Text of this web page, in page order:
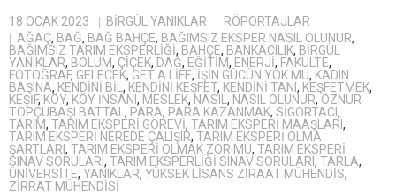
18 OCAK 2023 BIRGÜL YANIKLAR
RÖPORTAJLAR
AĞAÇ, BAĞ, BAĞ BAHÇE, BAĞIMSIZ EKSPER NASIL OLUNUR,
BAĞIMSIZ TARIM EKSPERLIĞI, BAHÇE, BANKACILIK, BIRGÜL
YANIKLAR, BÖLÜM, ÇIÇEK, DAĞ, EĞITIM, ENERJI, FAKÜLTE,
FOTOĞRAF, GELECEK, GET A LIFE, IŞIN GÜCÜN YOK MU, KADIN
BAŞINA, KENDINI BIL, KENDINI KEŞFET, KENDINI TANI , KEŞFETMEK,
KEŞIF, KÖY, KÖY INSANI , MESLEK, NASIL, NASIL OLUNUR, ÖZNUR
TOPÇUBAŞI BATTAL, PARA, PARA KAZANMAK, SIGORTACI ,
TARIM, TARIM EKSPERI GÖREVI, TARIM EKSPERI MAAŞLARI ,
TARIM EKSPERI NEREDE ÇALIŞIR, TARIM EKSPERI OLMA
ŞARTLARI , TARIM EKSPERI OLMAK ZOR MU, TARIM EKSPERI
SINAV SORULARI , TARIM EKSPERLIĞI SINAV SORULARI , TARLA,
ÜNIVERSITE, YANIKLAR, YÜKSEK LISANS ZIRAAT MÜHENDIS,
ZIRRAT MÜHENDISI